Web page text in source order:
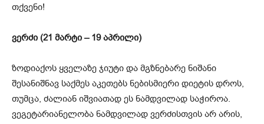
თქვენი!
ვერძი (21 მარტი – 19 აპრილი)
ზოდიაქოს ყველაზე ჯიუტი და მგზნებარე ნიშანი
შესანიშნავ საქმეს აკეთებს ნებისმიერი დიეტის დროს,
თუმცა, ძალიან იშვიათად ეს ნამდვილად საჭიროა.
ვეგეტარიანელობა ნამდვილად ვერძისთვის არ არის,